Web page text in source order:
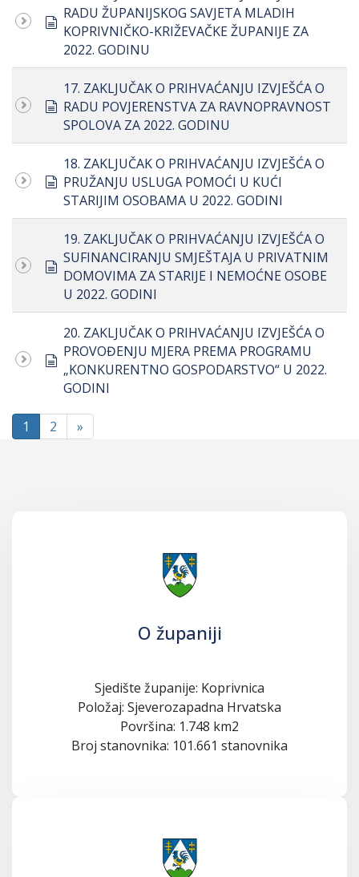
document
RADU ŽUPANIJSKOG SAVJETA MLADIH
KOPRIVNIČKO-KRIŽEVAČKE ŽUPANIJE ZA
2022. GODINU
document
17. ZAKLJUČAK O PRIHVAĆANJU IZVJEŠĆA O
RADU POVJERENSTVA ZA RAVNOPRAVNOST
SPOLOVA ZA 2022. GODINU
document
18. ZAKLJUČAK O PRIHVAĆANJU IZVJEŠĆA O
PRUŽANJU USLUGA POMOĆI U KUĆI
STARIJIM OSOBAMA U 2022. GODINI
document
19. ZAKLJUČAK O PRIHVAĆANJU IZVJEŠĆA O
SUFINANCIRANJU SMJEŠTAJA U PRIVATNIM
DOMOVIMA ZA STARIJE I NEMOĆNE OSOBE
U 2022. GODINI
document
20. ZAKLJUČAK O PRIHVAĆANJU IZVJEŠĆA O
PROVOĐENJU MJERA PREMA PROGRAMU
„KONKURENTNO GOSPODARSTVO“ U 2022.
GODINI
1 2 »
O županiji
Sjedište županije: Koprivnica
Položaj: Sjeverozapadna Hrvatska
Površina: 1.748 km2
Broj stanovnika: 101.661 stanovnika